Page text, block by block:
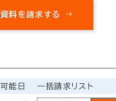
料を請求する
能日 一括請求リスト